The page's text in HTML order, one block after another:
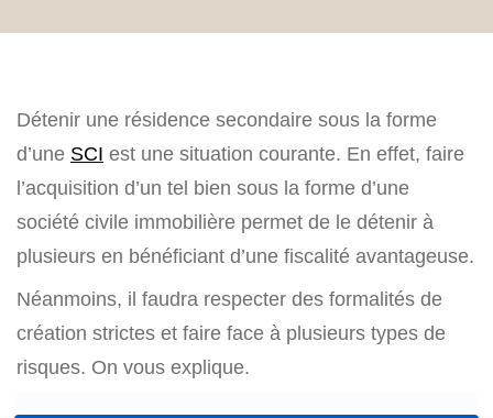
Détenir une résidence secondaire sous la forme
d’une SCI est une situation courante. En effet, faire
l’acquisition d’un tel bien sous la forme d’une
société civile immobilière permet de le détenir à
plusieurs en bénéficiant d’une fiscalité avantageuse.
Néanmoins, il faudra respecter des formalités de
création strictes et faire face à plusieurs types de
risques. On vous explique.